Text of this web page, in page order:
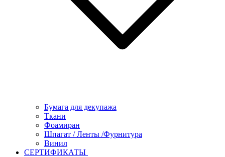
Бумага для декупажа
Ткани
Фоамиран
Шпагат / Ленты /Фурнитура
Винил
СЕРТИФИКАТЫ